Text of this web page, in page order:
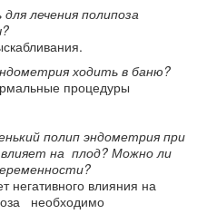
лечения полипоза
ходить в баню?
процедуры
полип эндометрия при
на плод? Можно ли
негативного влияния на
необходимо